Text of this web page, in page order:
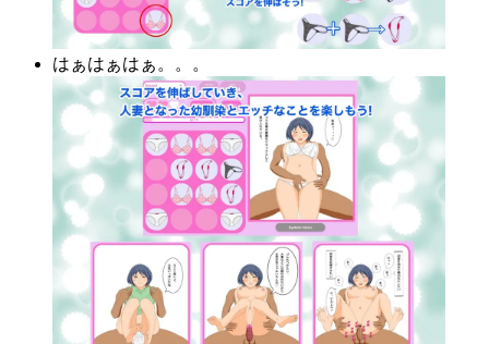
はぁはぁはぁ。。。